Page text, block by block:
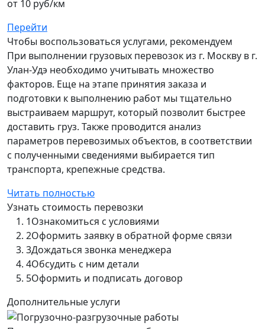
от 10 руб/км
Перейти
Чтобы воспользоваться услугами, рекомендуем
При выполнении грузовых перевозок из г. Москву в г.
Улан-Удэ необходимо учитывать множество
факторов. Еще на этапе принятия заказа и
подготовки к выполнению работ мы тщательно
выстраиваем маршрут, который позволит быстрее
доставить груз. Также проводится анализ
параметров перевозимых объектов, в соответствии
с полученными сведениями выбирается тип
транспорта, крепежные средства.
Читать полностью
Узнать стоимость перевозки
1Ознакомиться с условиями
2Оформить заявку в обратной форме связи
3Дождаться звонка менеджера
4Обсудить с ним детали
5Оформить и подписать договор
Дополнительные услуги